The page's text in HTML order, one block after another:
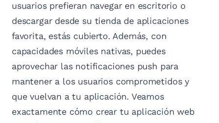
usuarios prefieran navegar en escritorio o
descargar desde su tienda de aplicaciones
favorita, estás cubierto. Además, con
capacidades móviles nativas, puedes
aprovechar las notificaciones push para
mantener a los usuarios comprometidos y
que vuelvan a tu aplicación. Veamos
exactamente cómo crear tu aplicación web